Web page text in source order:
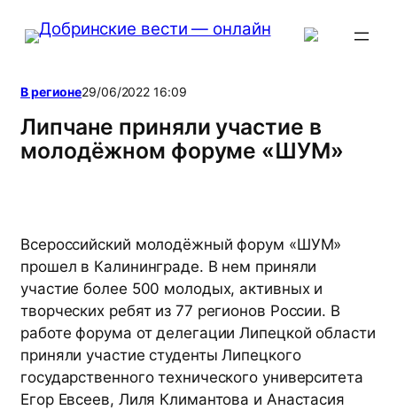
Перейти
В регионе29/06/2022 16:09
Липчане приняли участие в
молодёжном форуме «ШУМ»
Всероссийский молодëжный форум «ШУМ»
прошел в Калининграде. В нем приняли
участие более 500 молодых, активных и
творческих ребят из 77 регионов России. В
работе форума от делегации Липецкой области
приняли участие студенты Липецкого
государственного технического университета
Егор Евсеев, Лиля Климантова и Анастасия